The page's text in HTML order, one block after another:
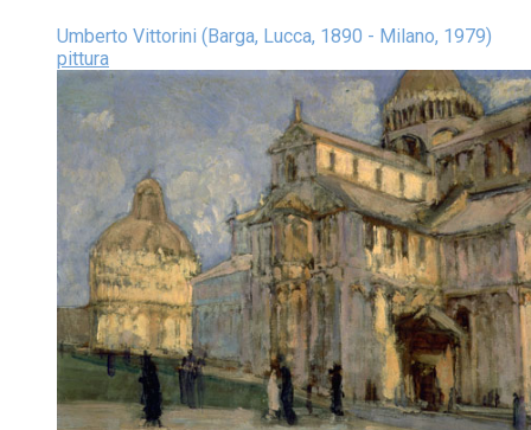
Umberto Vittorini (Barga, Lucca, 1890 - Milano, 1979)
pittura